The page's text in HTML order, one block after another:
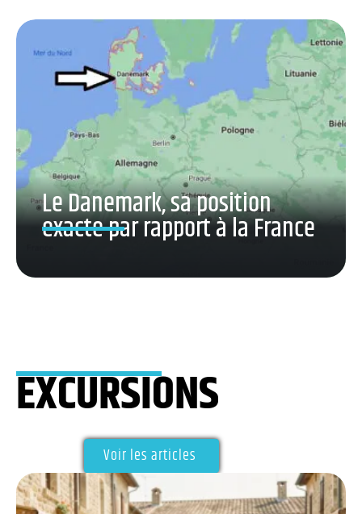
Le Danemark, sa position
exacte par rapport à la France
EXCURSIONS
Voir les articles